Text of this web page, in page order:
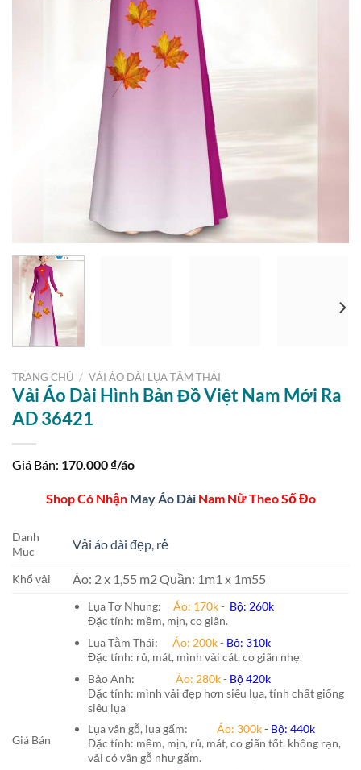
TRANG CHỦ / VẢI ÁO DÀI LỤA TẰM THÁI
Vải Áo Dài Hình Bản Đồ Việt Nam Mới Ra
AD 36421
Giá Bán: 170.000 ₫/áo
Shop Có Nhận May Áo DàiNam Nữ Theo Số Đo
Danh
Mục
Vải áo dài đẹp, rẻ
Khổ vải Áo: 2 x 1,55 m2 Quần: 1m1 x 1m55
Giá Bán
Lụa Tơ Nhung: Áo: 170k- Bộ: 260k
Đặc tính: mềm, mịn, co giãn.
Lụa Tằm Thái: Áo: 200k- Bộ: 310k
Đặc tính: rủ, mát, mình vải cát, co giãn nhẹ.
Bảo Anh: Áo: 280k- Bộ 420k
Đặc tính: mình vải đẹp hơn siêu lụa, tính chất giống
siêu lụa
Lụa vân gỗ, lụa gấm: Áo: 300k- Bộ: 440k
Đặc tính: mềm, mịn, rủ, mát, co giãn tốt, không rạn,
vải có vân gỗ như gấm.